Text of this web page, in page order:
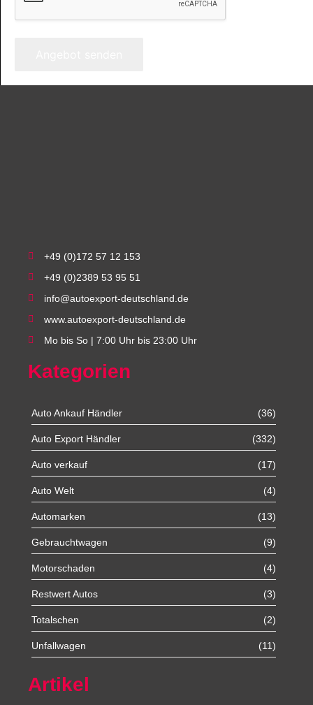
+49 (0)172 57 12 153
+49 (0)2389 53 95 51
info@autoexport-deutschland.de
www.autoexport-deutschland.de
Mo bis So | 7:00 Uhr bis 23:00 Uhr
Kategorien
Auto Ankauf Händler (36)
Auto Export Händler (332)
Auto verkauf (17)
Auto Welt (4)
Automarken (13)
Gebrauchtwagen (9)
Motorschaden (4)
Restwert Autos (3)
Totalschen (2)
Unfallwagen (11)
Artikel